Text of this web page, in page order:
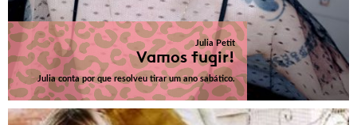
Julia Petit
Vamos fugir!
Julia conta por que resolveu tirar um ano sabático.